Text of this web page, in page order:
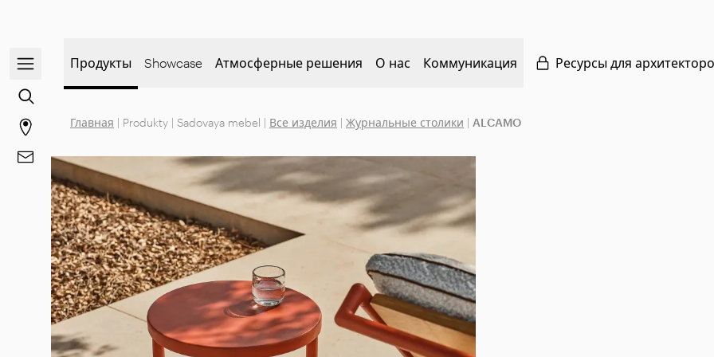
Открыть/закрыть меню навигации
Перейти к поиску контента
Перейти на страницу магазинов
Перейти к Контакты
Продукты Showcase Атмосферные решения О нас Коммуникация Ресурсы для
Главная | Produkty | Sadovaya mebel | Все изделия | Журнальные столики | ALCAMO